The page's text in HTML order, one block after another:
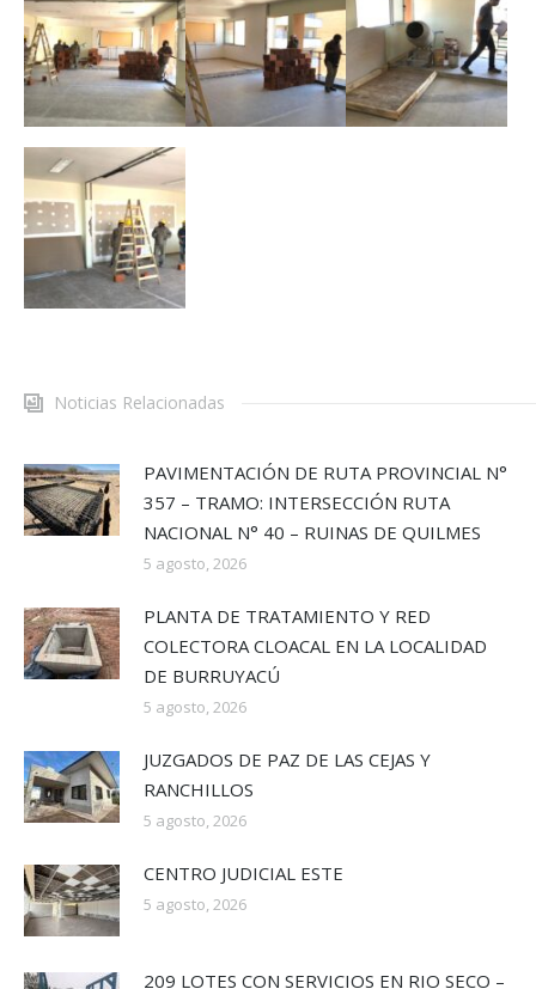
Noticias Relacionadas
PAVIMENTACIÓN DE RUTA PROVINCIAL N°
357 – TRAMO: INTERSECCIÓN RUTA
NACIONAL N° 40 – RUINAS DE QUILMES
5 agosto, 2026
PLANTA DE TRATAMIENTO Y RED
COLECTORA CLOACAL EN LA LOCALIDAD
DE BURRUYACÚ
5 agosto, 2026
JUZGADOS DE PAZ DE LAS CEJAS Y
RANCHILLOS
5 agosto, 2026
CENTRO JUDICIAL ESTE
5 agosto, 2026
209 LOTES CON SERVICIOS EN RIO SECO –